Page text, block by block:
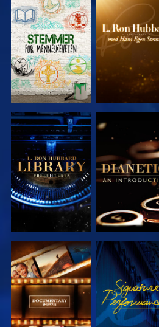
UTFORSK
SERIEN
UTFORSK
SERIEN
UTFORSK
SERIEN
UTFORSK
SERIEN
UTFORSK
SERIEN
SE